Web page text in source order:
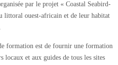
par le projet « Coastal Seabird-
littoral ouest-africain et de leur habitat
formation est de fournir une formation
locaux et aux guides de tous les sites